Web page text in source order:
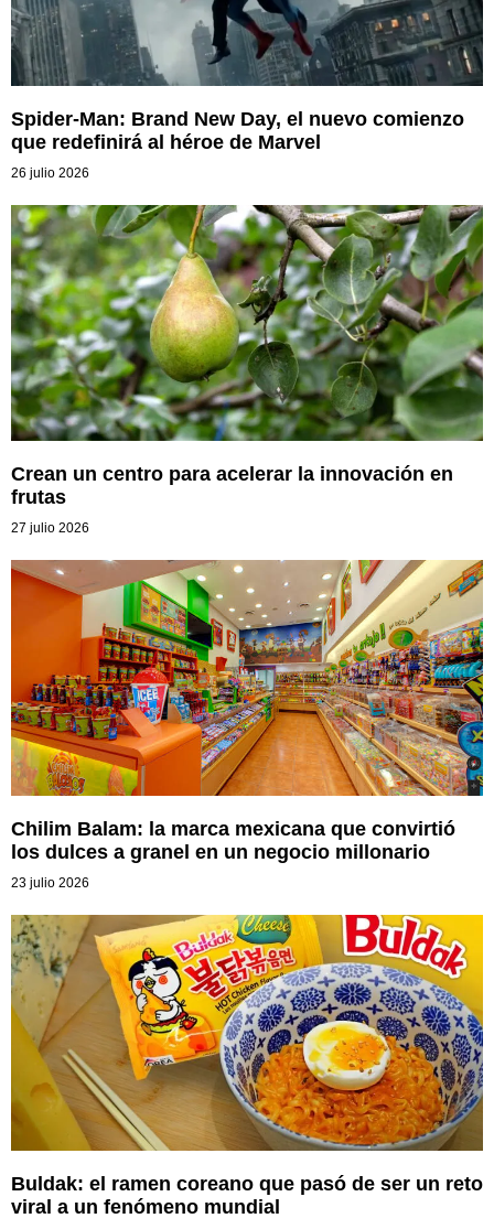
Spider-Man: Brand New Day, el nuevo comienzo
que redefinirá al héroe de Marvel
26 julio 2026
Crean un centro para acelerar la innovación en
frutas
27 julio 2026
Chilim Balam: la marca mexicana que convirtió
los dulces a granel en un negocio millonario
23 julio 2026
Buldak: el ramen coreano que pasó de ser un reto
viral a un fenómeno mundial